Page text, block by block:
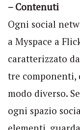
– Contenuti
Ogni social
a Myspace a
caratterizzato
tre
modo diverso.
ogni spazio